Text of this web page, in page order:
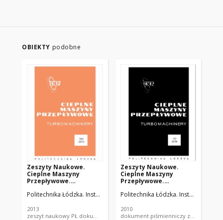
OBIEKTY podobne
Zeszyty Naukowe.
Cieplne Maszyny
Przepływowe.
(2013)
Politechnika Łódzka. Instytut Maszyn Przepływowych.
2013
zeszyt naukowy PŁ dokument piśmienniczy
Zeszyty Naukowe.
Cieplne Maszyny
Przepływowe.
(2010)
Politechnika Łódzka. Instytut
2010
dokument piśmienniczy